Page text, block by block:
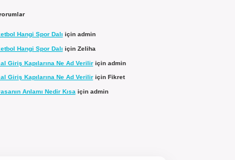
Hangi Spor Dalı için admin
Hangi Spor Dalı için Zeliha
Giriş Kapılarına Ne Ad Veriliriçin admin
Giriş Kapılarına Ne Ad Veriliriçin Fikret
Anlamı Nedir Kısa için admin